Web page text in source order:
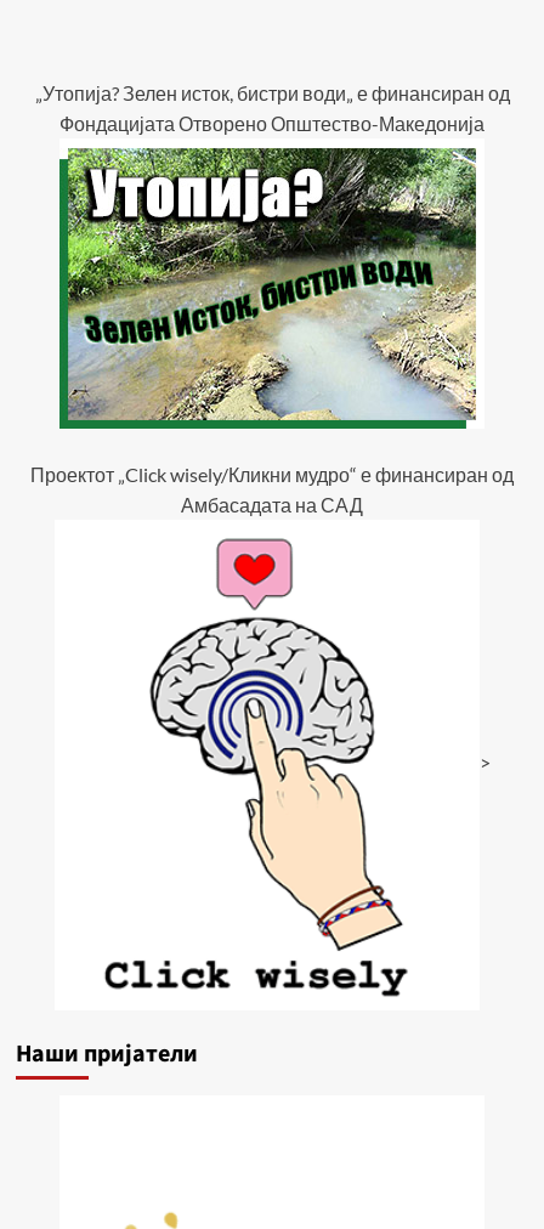
„Утопија? Зелен исток, бистри води„ е финансиран од
Фондацијата Отворено Општество-Македонија
Проектот „Click wisely/Кликни мудро“ е финансиран од
Амбасадата на САД
>
Наши пријатели